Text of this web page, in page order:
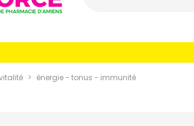
énergie - tonus - immunité